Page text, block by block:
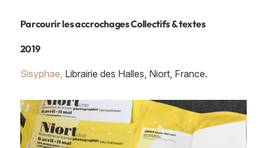
Parcourir les accrochages Collectifs & textes
2019
Sisyphae, Librairie des Halles, Niort, France.